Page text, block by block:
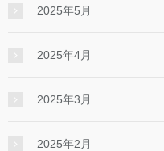
2025年5月
2025年4月
2025年3月
2025年2月